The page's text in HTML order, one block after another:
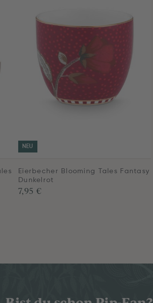
NEU
Eierbecher Blooming Tales Fantasy
Dunkelrot
7,95 €